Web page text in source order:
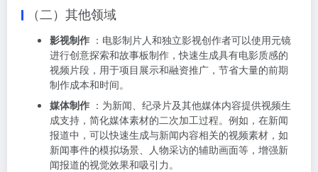
（二）其他领域
影视制作 ：电影制片人和独立影视创作者可以使用元镜
进行创意探索和故事板制作，快速生成具有电影质感的
视频片段，用于项目展示和融资推广，节省大量的前期
制作成本和时间。
媒体制作 ：为新闻、纪录片及其他媒体内容提供视频生
成支持，简化媒体素材的二次加工过程。例如，在新闻
报道中，可以快速生成与新闻内容相关的视频素材，如
新闻事件的模拟场景、人物采访的辅助画面等，增强新
闻报道的视觉效果和吸引力。